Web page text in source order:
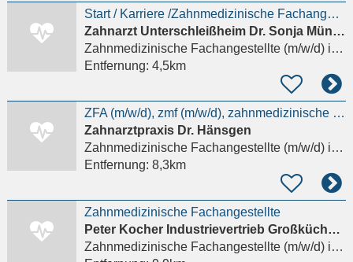
Start / Karriere /Zahnmedizinische Fachangestellte / Zahnmedizinischer Fachangestellter — ZFA
Zahnarzt Unterschleißheim Dr. Sonja Münch
Zahnmedizinische Fachangestellte (m/w/d)in Unterschleißheim, Lohhof
Entfernung: 4,5km
ZFA (m/w/d), zmf (m/w/d), zahnmedizinische Fachangestellte (in),
Zahnarztpraxis Dr. Hänsgen
Zahnmedizinische Fachangestellte (m/w/d)in Ismaning
Entfernung: 8,3km
Zahnmedizinische Fachangestellte
Peter Kocher Industrievertrieb Großküchentechnik GmbH
Zahnmedizinische Fachangestellte (m/w/d)in Ismaning